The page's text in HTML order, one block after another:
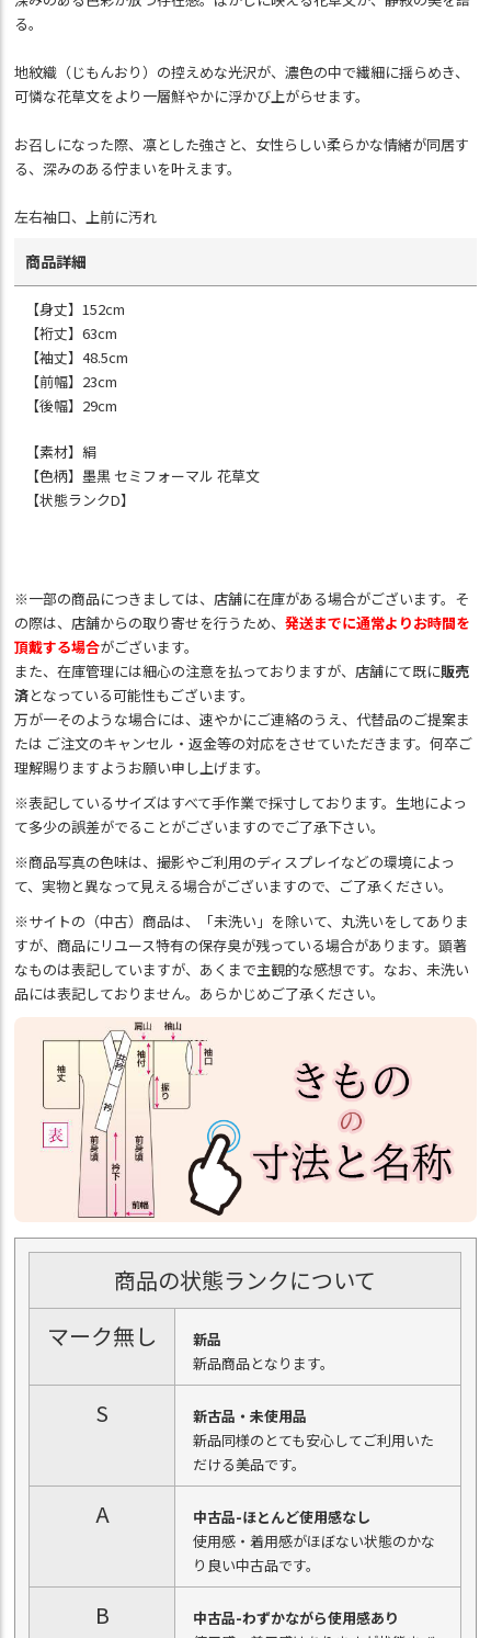
る。
地紋織（じもんおり）の控えめな光沢が、濃色の中で繊細に揺らめき、
可憐な花草文をより一層鮮やかに浮かび上がらせます。
お召しになった際、凛とした強さと、女性らしい柔らかな情緒が同居す
る、深みのある佇まいを叶えます。
左右袖口、上前に汚れ
商品詳細
【身丈】152cm
【裄丈】63cm
【袖丈】48.5cm
【前幅】23cm
【後幅】29cm
【素材】絹
【色柄】墨黒 セミフォーマル 花草文
【状態ランクD】
※一部の商品につきましては、店舗に在庫がある場合がございます。そ
の際は、店舗からの取り寄せを行うため、発送までに通常よりお時間を
頂戴する場合がございます。
また、在庫管理には細心の注意を払っておりますが、店舗にて既に販売
済となっている可能性もございます。
万が一そのような場合には、速やかにご連絡のうえ、代替品のご提案ま
たは ご注文のキャンセル・返金等の対応をさせていただきます。何卒ご
理解賜りますようお願い申し上げます。
※表記しているサイズはすべて手作業で採寸しております。生地によっ
て多少の誤差がでることがございますのでご了承下さい。
※商品写真の色味は、撮影やご利用のディスプレイなどの環境によっ
て、実物と異なって見える場合がございますので、ご了承ください。
※サイトの（中古）商品は、「未洗い」を除いて、丸洗いをしてありま
すが、商品にリユース特有の保存臭が残っている場合があります。顕著
なものは表記していますが、あくまで主観的な感想です。なお、未洗い
品には表記しておりません。あらかじめご了承ください。
商品の状態ランクについて
マーク無し
新品
新品商品となります。
S
新古品・未使用品
新品同様のとても安心してご利用いた
だける美品です。
A
中古品-ほとんど使用感なし
使用感・着用感がほぼない状態のかな
り良い中古品です。
B
中古品-わずかながら使用感あり